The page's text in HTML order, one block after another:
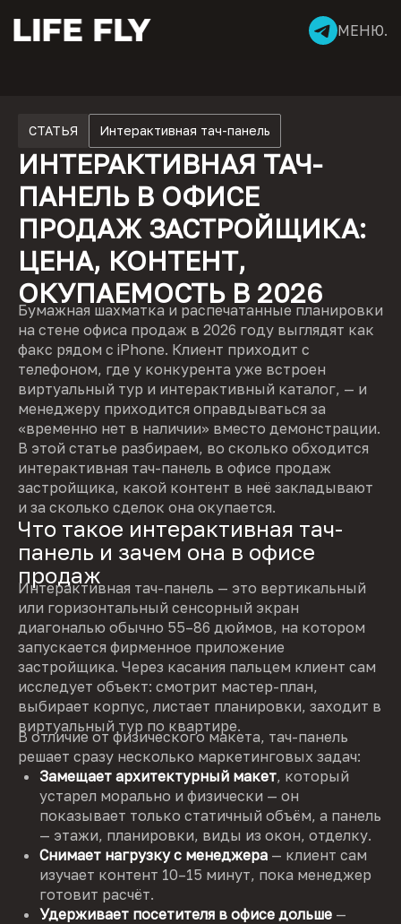
МЕНЮ.
СТАТЬЯ Интерактивная тач-панель
ИНТЕРАКТИВНАЯ ТАЧ-
ПАНЕЛЬ В ОФИСЕ
ПРОДАЖ ЗАСТРОЙЩИКА:
ЦЕНА, КОНТЕНТ,
ОКУПАЕМОСТЬ В 2026
Бумажная шахматка и распечатанные планировки
на стене офиса продаж в 2026 году выглядят как
факс рядом с iPhone. Клиент приходит с
телефоном, где у конкурента уже встроен
виртуальный тур и интерактивный каталог, — и
менеджеру приходится оправдываться за
«временно нет в наличии» вместо демонстрации.
В этой статье разбираем, во сколько обходится
интерактивная тач-панель в офисе продаж
застройщика, какой контент в неё закладывают
и за сколько сделок она окупается.
Что такое интерактивная тач-
панель и зачем она в офисе
продаж
Интерактивная тач-панель — это вертикальный
или горизонтальный сенсорный экран
диагональю обычно 55–86 дюймов, на котором
запускается фирменное приложение
застройщика. Через касания пальцем клиент сам
исследует объект: смотрит мастер-план,
выбирает корпус, листает планировки, заходит в
виртуальный тур по квартире.
В отличие от физического макета, тач-панель
решает сразу несколько маркетинговых задач:
Замещает архитектурный макет, который
устарел морально и физически — он
показывает только статичный объём, а панель
— этажи, планировки, виды из окон, отделку.
Снимает нагрузку с менеджера — клиент сам
изучает контент 10–15 минут, пока менеджер
готовит расчёт.
Удерживает посетителя в офисе дольше —